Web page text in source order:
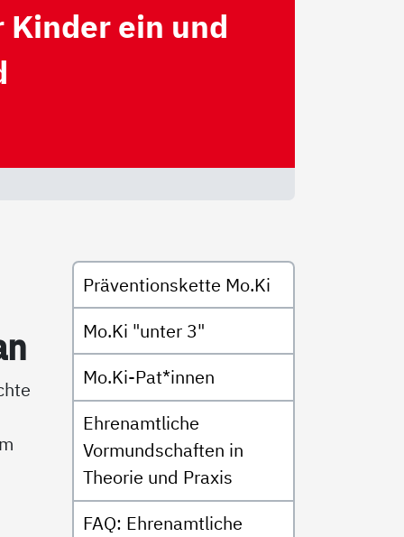
Kinder ein und
Untermenü
Präventionskette Mo.Ki
Mo.Ki "unter 3"
Mo.Ki-Pat*innen
Ehrenamtliche
Vormundschaften in
Theorie und Praxis
FAQ: Ehrenamtliche